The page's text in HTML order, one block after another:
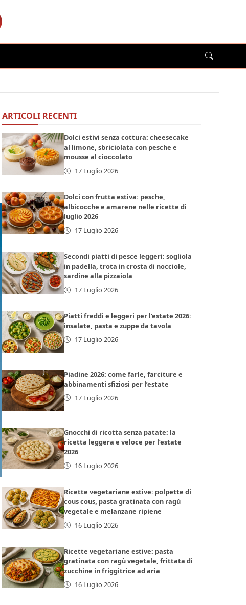
ARTICOLI RECENTI
Dolci estivi senza cottura: cheesecake
al limone, sbriciolata con pesche e
mousse al cioccolato
17 Luglio 2026
Dolci con frutta estiva: pesche,
albicocche e amarene nelle ricette di
luglio 2026
17 Luglio 2026
Secondi piatti di pesce leggeri: sogliola
in padella, trota in crosta di nocciole,
sardine alla pizzaiola
17 Luglio 2026
Piatti freddi e leggeri per l’estate 2026:
insalate, pasta e zuppe da tavola
17 Luglio 2026
Piadine 2026: come farle, farciture e
abbinamenti sfiziosi per l’estate
17 Luglio 2026
Gnocchi di ricotta senza patate: la
ricetta leggera e veloce per l’estate
2026
16 Luglio 2026
Ricette vegetariane estive: polpette di
cous cous, pasta gratinata con ragù
vegetale e melanzane ripiene
16 Luglio 2026
Ricette vegetariane estive: pasta
gratinata con ragù vegetale, frittata di
zucchine in friggitrice ad aria
16 Luglio 2026